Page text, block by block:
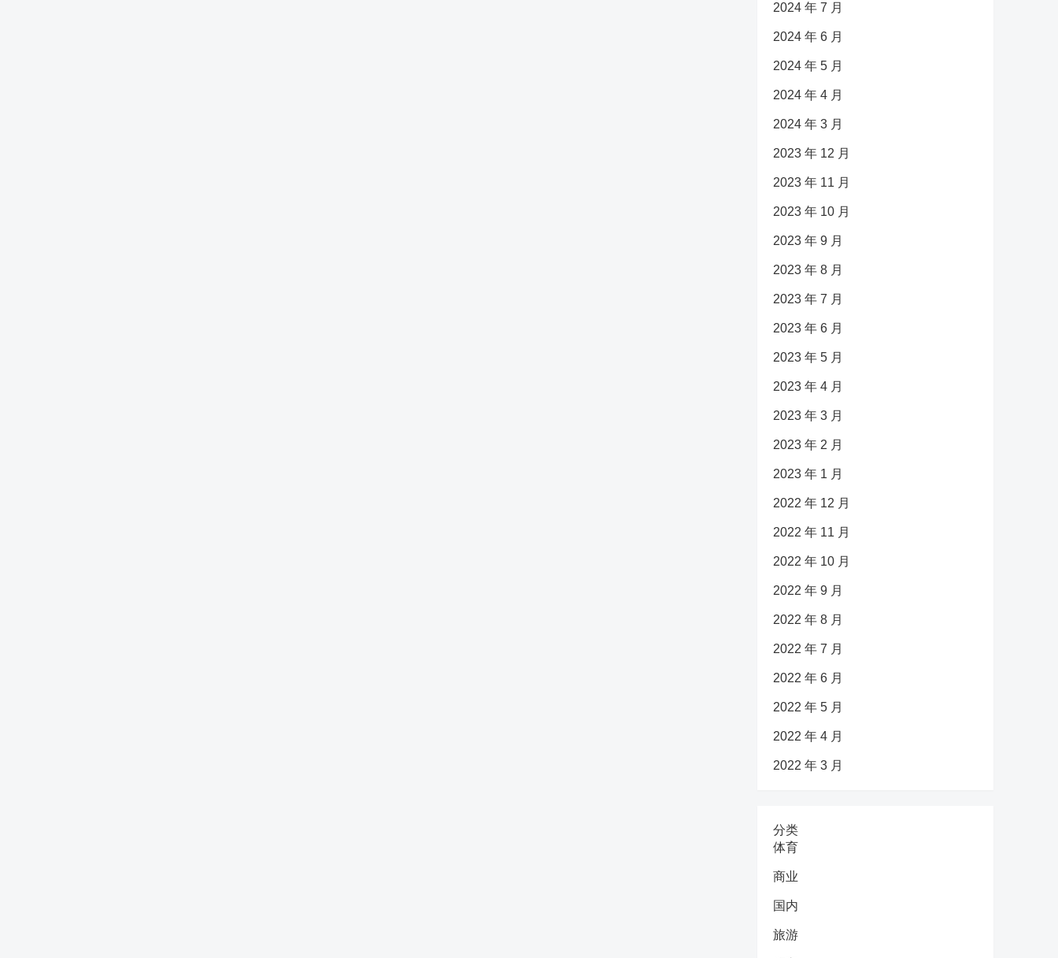
2024 年 7 月
2024 年 6 月
2024 年 5 月
2024 年 4 月
2024 年 3 月
2023 年 12 月
2023 年 11 月
2023 年 10 月
2023 年 9 月
2023 年 8 月
2023 年 7 月
2023 年 6 月
2023 年 5 月
2023 年 4 月
2023 年 3 月
2023 年 2 月
2023 年 1 月
2022 年 12 月
2022 年 11 月
2022 年 10 月
2022 年 9 月
2022 年 8 月
2022 年 7 月
2022 年 6 月
2022 年 5 月
2022 年 4 月
2022 年 3 月
分类
体育
商业
国内
旅游